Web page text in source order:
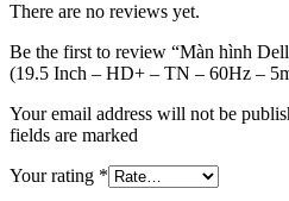
There are no reviews yet.
Be the first to review “Màn hình
(19.5 Inch – HD+ – TN – 60Hz –
Your email address will not be
fields are marked
Your rating *